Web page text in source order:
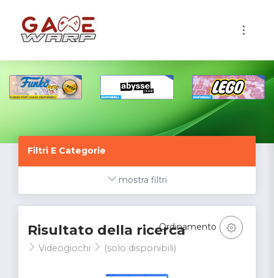
Filtri E Categorie
mostra filtri
Risultato della ricerca
Videogiochi (solo disponibili)
Ordinamento